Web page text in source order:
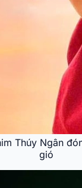
Thúy Ngân
gió